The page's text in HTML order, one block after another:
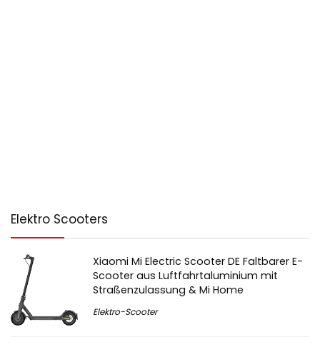
Elektro Scooters
Xiaomi Mi Electric Scooter DE Faltbarer E-
Scooter aus Luftfahrtaluminium mit
Straßenzulassung & Mi Home
Elektro-Scooter